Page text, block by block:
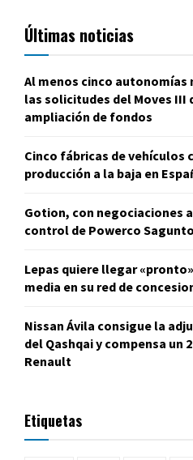
Últimas noticias
Al menos cinco
las solicitudes del Moves III
ampliación de fondos
Cinco fábricas de vehículos
producción a la baja en
Gotion, con negociaciones
control de Powerco Sagunto
Lepas quiere llegar
media en su red de
Nissan Ávila consigue la
del Qashqai y compensa un
Renault
Etiquetas